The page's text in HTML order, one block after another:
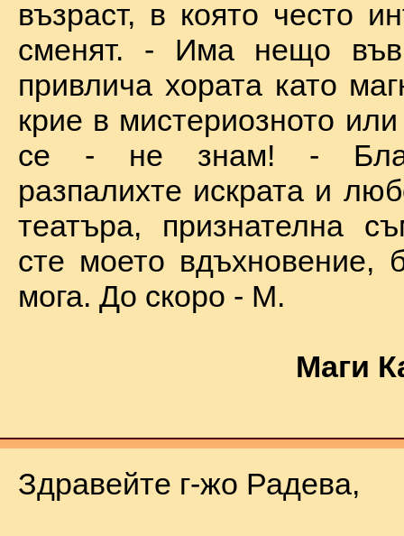
възраст, в която често
сменят. - Има нещо във
привлича хората като
крие в мистериозното
се - не знам! -
разпалихте искрата и
театъра, признателна
сте моето вдъхновение,
мога. До скоро - М.
Маги
Здравейте г-жо Радева,